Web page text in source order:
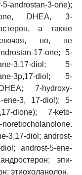
androstan-3-one);
DHEA, 3-
а также
но, не
17-one; 5-
3,17-diol; 5-
3p,17-diol; 5-
7-hydroxy-
ene-3, 17-diol); 5-
dione); 7-keto-
3,17-diol; androst-
androst-5-ene-
эпи-
этиохоланолон.